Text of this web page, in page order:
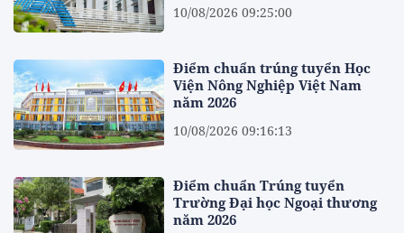
10/08/2026 09:25:00
Điểm chuẩn trúng tuyển Học
Viện Nông Nghiệp Việt Nam
năm 2026
10/08/2026 09:16:13
Điểm chuẩn Trúng tuyển
Trường Đại học Ngoại thương
năm 2026